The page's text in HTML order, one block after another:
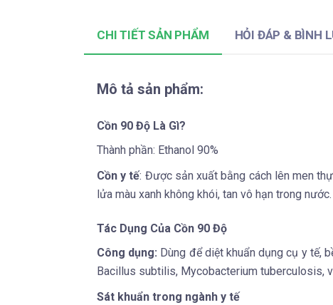
CHI TIẾT SẢN PHẨM HỎI ĐÁP & BÌNH
Mô tả sản phẩm:
Cồn 90 Độ Là Gì?
Thành phần: Ethanol 90%
Cồn y tế: Được sản xuất bằng cách lên men
lửa màu xanh không khói, tan vô hạn trong
Tác Dụng Của Cồn 90 Độ
Công dụng: Dùng để diệt khuẩn dụng cụ y tế,
Bacillus subtilis, Mycobacterium tuberculosis,
Sát khuẩn trong ngành y tế